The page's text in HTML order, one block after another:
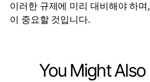
이러한 규제에 미리 대비해야 하
이 중요할 것입니다.
You Might Also